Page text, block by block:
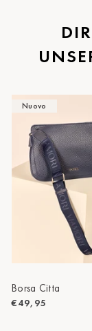
St.Pölten
Staufen
Timmendorf
Tulln
Tuttlingen
Wien
Zwettl
Nuovo
Borsa Citta
€49,95